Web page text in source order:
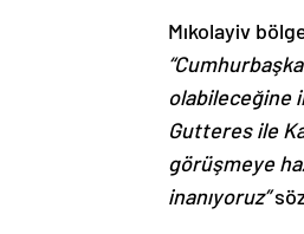
Mıkolayiv
olabileceğine
Gutteres ile
görüşmeye
inanıyoruz”